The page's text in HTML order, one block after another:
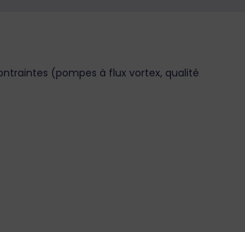
(pompes à flux vortex, qualité